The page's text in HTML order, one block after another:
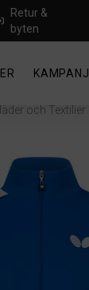
Retur &
byten
KAMPANJ
och Textilier